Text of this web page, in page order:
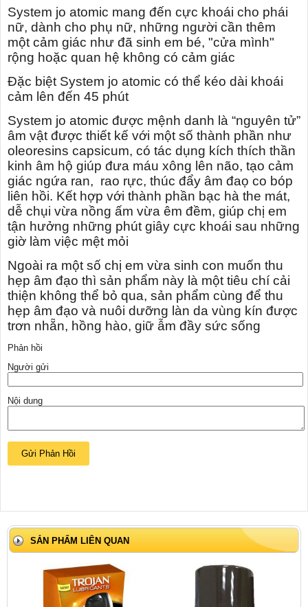
System jo atomic mang đến cực khoái cho phái
nữ, dành cho phụ nữ, những người cần thêm
một cảm giác như đã sinh em bé, "cửa mình"
rộng hoặc quan hệ không có cảm giác
Đặc biệt System jo atomic có thể kéo dài khoái
cảm lên đến 45 phút
System jo atomic được mệnh danh là “nguyên tử”
âm vật được thiết kế với một số thành phần như
oleoresins capsicum, có tác dụng kích thích thần
kinh âm hộ giúp đưa máu xông lên não, tạo cảm
giác ngứa ran, rao rực, thúc đẩy âm đaọ co bóp
liên hồi. Kết hợp với thành phần bạc hà the mát,
dễ chụi vừa nồng ấm vừa êm đềm, giúp chị em
tận hưởng những phút giây cực khoái sau những
giờ làm việc mệt mỏi
Ngoài ra một số chị em vừa sinh con muốn thu
hẹp âm đạo thì sản phẩm này là một tiêu chí cải
thiện không thể bỏ qua, sản phẩm cùng để thu
hẹp âm đạo và nuôi dưỡng làn da vùng kín được
trơn nhẵn, hồng hào, giữ ẫm đầy sức sống
Phản hồi
Người gửi
Nội dung
SẢN PHẨM LIÊN QUAN